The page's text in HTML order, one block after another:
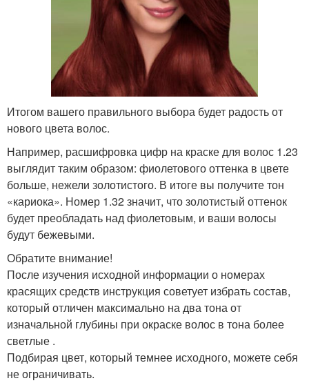
Итогом вашего правильного выбора будет радость от
нового цвета волос.
Например, расшифровка цифр на краске для волос 1.23
выглядит таким образом: фиолетового оттенка в цвете
больше, нежели золотистого. В итоге вы получите тон
«кариока». Номер 1.32 значит, что золотистый оттенок
будет преобладать над фиолетовым, и ваши волосы
будут бежевыми.
Обратите внимание!
После изучения исходной информации о номерах
красящих средств инструкция советует избрать состав,
который отличен максимально на два тона от
изначальной глубины при окраске волос в тона более
светлые .
Подбирая цвет, который темнее исходного, можете себя
не ограничивать.